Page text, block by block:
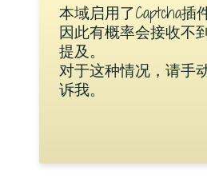
本域启用了Captcha插
因此有概率会接收不
提及。
对于这种情况，请手
诉我。